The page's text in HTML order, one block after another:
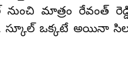
మాత్రం రేవంత్ రెడ్డి
స్కూల్ ఒక్కటే అయినా